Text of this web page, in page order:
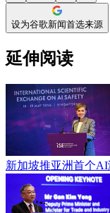
设为谷歌新闻首选来源
延伸阅读
新加坡推亚洲首个